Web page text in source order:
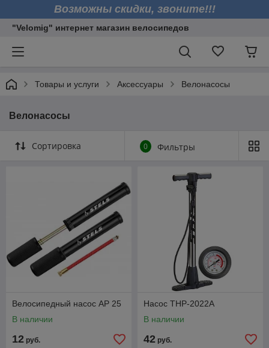
Возможны скидки, звоните!!!
"Velomig" интернет магазин велосипедов
Товары и услуги Аксессуары Велонасосы
Велонасосы
Сортировка 0 Фильтры
Велосипедный насос AP 25
В наличии
12 руб.
Насос THP-2022A
В наличии
42 руб.